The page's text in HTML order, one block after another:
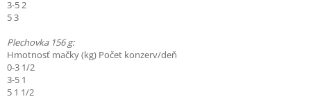
3-5 2
5 3
Plechovka 156 g:
Hmotnosť mačky (kg) Počet konzerv/deň
0-3 1/2
3-5 1
5 1 1/2